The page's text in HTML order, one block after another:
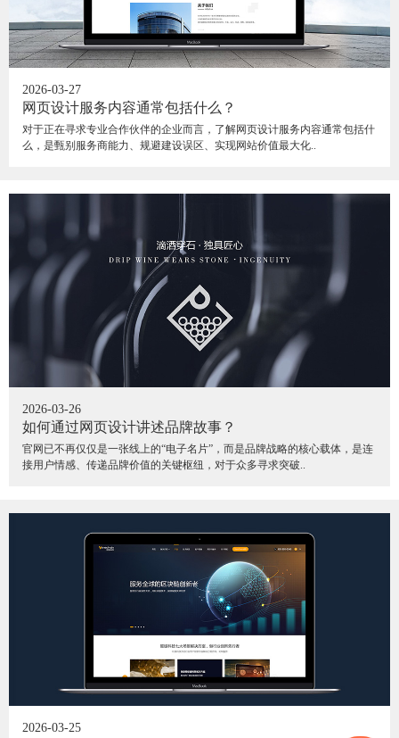
2026-03-27
网页设计服务内容通常包括什么？
对于正在寻求专业合作伙伴的企业而言，了解网页设计服务内容通常包括什
么，是甄别服务商能力、规避建设误区、实现网站价值最大化..
2026-03-26
如何通过网页设计讲述品牌故事？
官网已不再仅仅是一张线上的“电子名片”，而是品牌战略的核心载体，是连
接用户情感、传递品牌价值的关键枢纽，对于众多寻求突破..
2026-03-25